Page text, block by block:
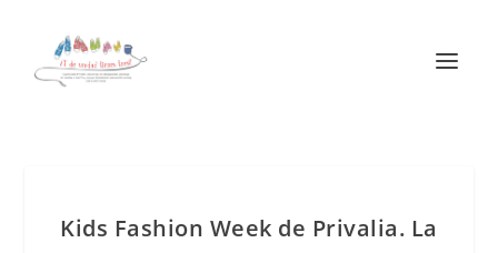
Kids Fashion Week de Privalia. La